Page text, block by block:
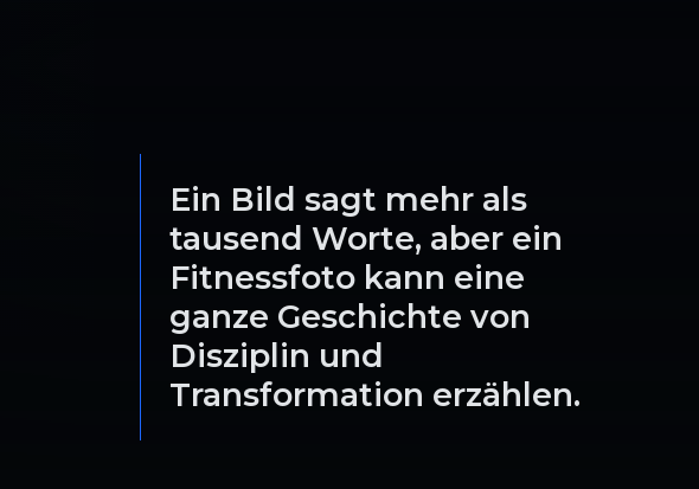
Ein Bild sagt mehr als
tausend Worte, aber ein
Fitnessfoto kann eine
ganze Geschichte von
Disziplin und
Transformation erzählen.